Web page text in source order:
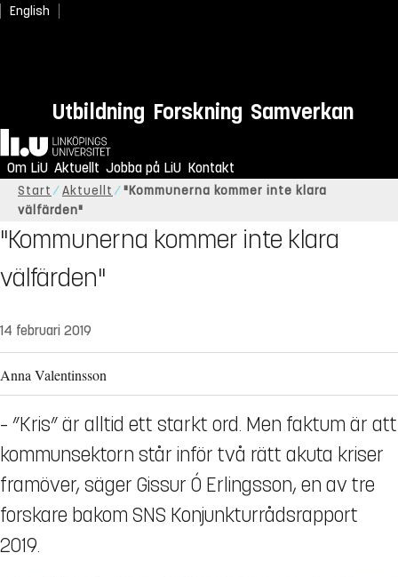
English
Utbildning Forskning Samverkan
Hem
Om LiU Aktuellt Jobba på LiU Kontakt
Start Aktuellt
"Kommunerna kommer inte klara
välfärden"
"Kommunerna kommer inte klara
välfärden"
14 februari 2019
Anna Valentinsson
– ”Kris” är alltid ett starkt ord. Men faktum är att
kommunsektorn står inför två rätt akuta kriser
framöver, säger Gissur Ó Erlingsson, en av tre
forskare bakom SNS Konjunkturrådsrapport
2019.